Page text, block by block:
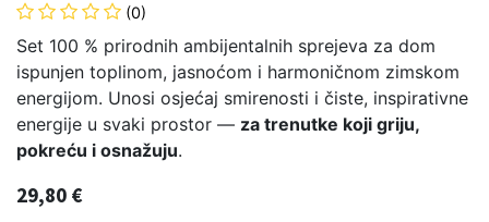
(0)
Set 100 % prirodnih ambijentalnih sprejeva za dom
ispunjen toplinom, jasnoćom i harmoničnom zimskom
energijom. Unosi osjećaj smirenosti i čiste, inspirativne
energije u svaki prostor — za trenutke koji griju,
pokreću i osnažuju.
29,80 €